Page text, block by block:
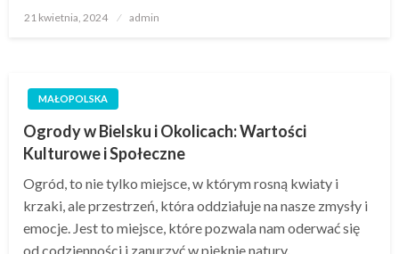
Opublikowane
21 kwietnia, 2024 admin
MAŁOPOLSKA
Ogrody w Bielsku i Okolicach: Wartości
Kulturowe i Społeczne
Ogród, to nie tylko miejsce, w którym rosną kwiaty i
krzaki, ale przestrzeń, która oddziałuje na nasze zmysły i
emocje. Jest to miejsce, które pozwala nam oderwać się
od codzienności i zanurzyć w pięknie natury.